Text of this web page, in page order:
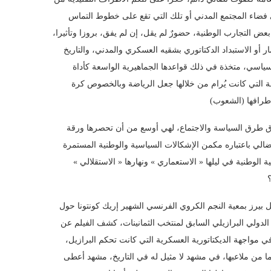
المجتمع المدني أو تلك التي تقع على خطوط التماس
التجارب الوطنية، حضورٌ لم يقل، إن لم يفق، بروزا وتأثيرا،
الاستبداد الدكتاتوري بشقيه العسكري والمدني، والتاريخ
متخذة في ذلك قواعدها الجماهيرية الواسعة كأداة
التي كانت يُرام من خلالها جعل الرياضة وبالخصوص كرة
طرق السياسة والاجتماع، لهي أوسع من أن تحصرها ورقة
باعتباره مكمن الإشكالات السياسية والوطنية المستمرة
في ليلها « الاستعماري » ونهارها « الاستقلالي »
بمعية النجم الكروي الفرنسي الشهير إريك كونتونا حول
البرازيلي السابق لمنتخب الثمانينات، كشف الفيلم عن
مواجهة الديكتاتورية العسكرية التي كانت تحكم البرازيل،
من ملاعبها، في مشهد لا مثيل له في التاريخ، مشهد أعطى